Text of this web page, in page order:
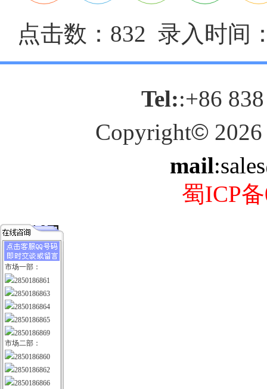
点击数：832 录入时间
Tel::+86
Copyright© 2026
mail
蜀ICP
市场一部：
2850186861
2850186863
2850186864
2850186865
2850186869
市场二部：
2850186860
2850186862
2850186866